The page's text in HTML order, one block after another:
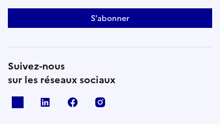
S'abonner
Suivez-nous
sur les réseaux sociaux
Linkedin Facebook